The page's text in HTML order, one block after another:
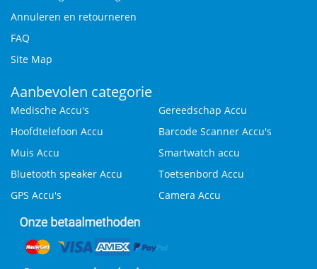
Annuleren en retourneren
FAQ
Site Map
Aanbevolen categorie
Medische Accu's
Gereedschap Accu
Hoofdtelefoon Accu
Barcode Scanner Accu's
Muis Accu
Smartwatch accu
Bluetooth speaker Accu
Toetsenbord Accu
GPS Accu's
Camera Accu